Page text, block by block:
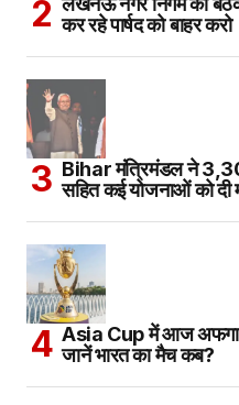
कर रहे पार्षद को बाहर करो
Bihar मंत्रिमंडल ने 3,303
सहित कई योजनाओं को दी
Asia Cup में आज
जानें भारत का मैच कब?